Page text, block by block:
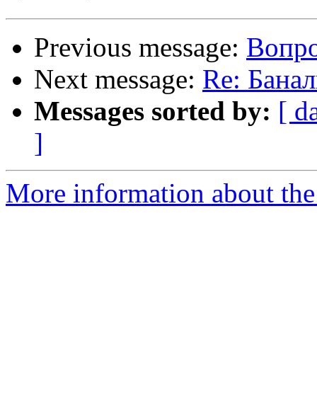
Previous message:
Next message: Re:
Messages sorted by: [
]
More information about